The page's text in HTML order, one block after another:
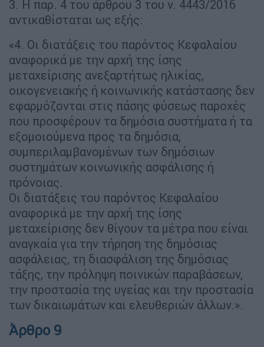
3. Η παρ. 4 του άρθρου 3 του ν. 4443/2016
αντικαθίσταται ως εξής:
«4. Οι διατάξεις του παρόντος Κεφαλαίου
αναφορικά με την αρχή της ίσης
μεταχείρισης ανεξαρτήτως ηλικίας,
οικογενειακής ή κοινωνικής κατάστασης δεν
εφαρμόζονται στις πάσης φύσεως παροχές
που προσφέρουν τα δημόσια συστήματα ή τα
εξομοιούμενα προς τα δημόσια,
συμπεριλαμβανομένων των δημόσιων
συστημάτων κοινωνικής ασφάλισης ή
πρόνοιας.
Οι διατάξεις του παρόντος Κεφαλαίου
αναφορικά με την αρχή της ίσης
μεταχείρισης δεν θίγουν τα μέτρα που είναι
αναγκαία για την τήρηση της δημόσιας
ασφάλειας, τη διασφάλιση της δημόσιας
τάξης, την πρόληψη ποινικών παραβάσεων,
την προστασία της υγείας και την προστασία
των δικαιωμάτων και ελευθεριών άλλων.».
Άρθρο 9